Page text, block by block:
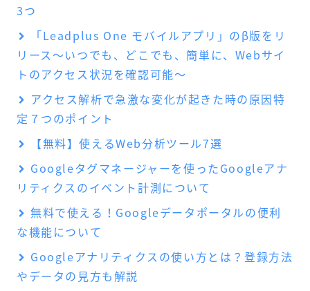
3つ
「Leadplus One モバイルアプリ」のβ版をリ
リース～いつでも、どこでも、簡単に、Webサイ
トのアクセス状況を確認可能～
アクセス解析で急激な変化が起きた時の原因特
定７つのポイント
【無料】使えるWeb分析ツール7選
Googleタグマネージャーを使ったGoogleアナ
リティクスのイベント計測について
無料で使える！Googleデータポータルの便利
な機能について
Googleアナリティクスの使い方とは？登録方法
やデータの見方も解説